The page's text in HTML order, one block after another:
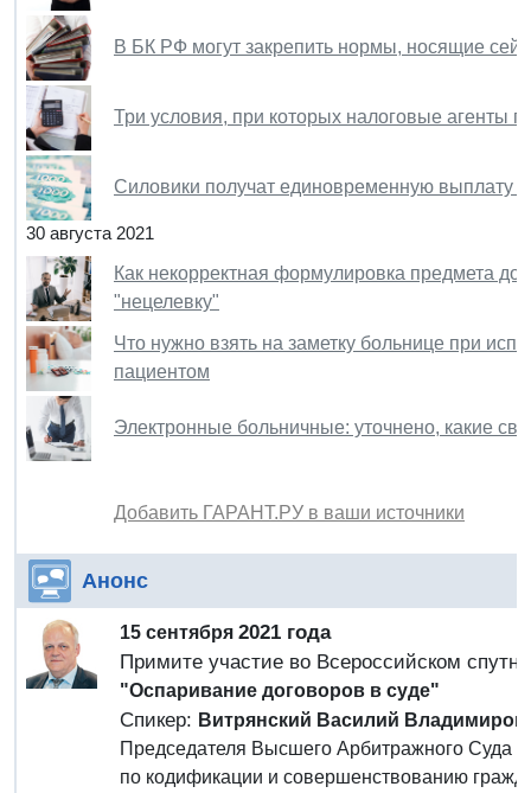
В БК РФ могут закрепить нормы, носящие
Три условия, при которых налоговые
Силовики получат единовременную выплату
30 августа 2021
Как некорректная формулировка предмета
"нецелевку"
Что нужно взять на заметку больнице при
пациентом
Электронные больничные: уточнено, какие
Добавить ГАРАНТ.РУ в ваши источники
Анонс
15 сентября 2021 года
Примите участие во Всероссийском
"Оспаривание договоров в суде"
Спикер: Витрянский Василий
Председателя Высшего Арбитражного Суда
по кодификации и совершенствованию